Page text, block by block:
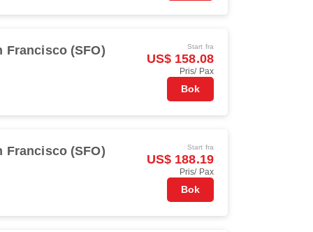
Francisco (SFO) Start fra
US$ 158.08
Pris/ Pax
Bok
Francisco (SFO) Start fra
US$ 188.19
Pris/ Pax
Bok